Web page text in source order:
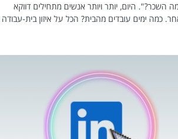
השכר?". היום, יותר ויותר אנשים מתחילים דווקא
כמה ימים עובדים מהבית? הכל על איזון בית-עבודה